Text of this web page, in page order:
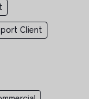
Client